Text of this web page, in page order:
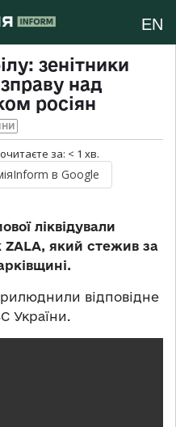
EN
зенітники
над
росіян
за: < 1 хв.
в Google
ліквідували
ZALA, який стежив за
відповідне
України.